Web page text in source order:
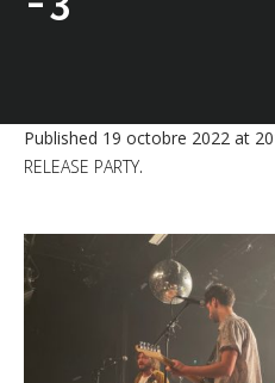
Published 19 octobre 2022 at
RELEASE PARTY.